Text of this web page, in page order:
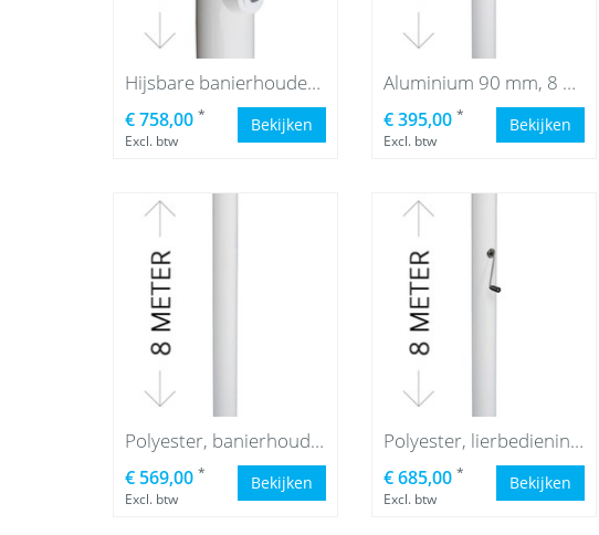
Hijsbare banierhouder, 8 meter
€ 758,00 *
Excl. btw
Bekijken
Aluminium 90 mm, 8 meter
€ 395,00 *
Excl. btw
Bekijken
Polyester, banierhouder, 8 meter
€ 569,00 *
Excl. btw
Bekijken
Polyester, lierbediening, 8 meter
€ 685,00 *
Excl. btw
Bekijken